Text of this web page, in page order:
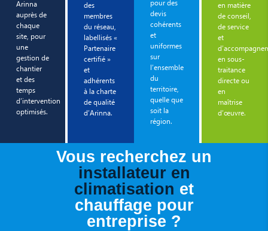
Arinna
auprès de
chaque
site, pour
une
gestion de
chantier
et des
temps
d’intervention
optimisés.
des
membres
du réseau,
labellisés «
Partenaire
certifié »
et
adhérents
à la charte
de qualité
d’Arinna.
pour des
devis
cohérents
et
uniformes
sur
l’ensemble
du
territoire,
quelle que
soit la
région.
en matière
de conseil,
de service
et
en sous-
traitance
directe ou
en
maîtrise
d’œuvre.
Vous recherchez un
installateur en
climatisation et
chauffage pour
entreprise ?